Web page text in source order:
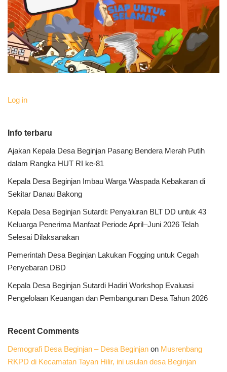
Log in
Info terbaru
Ajakan Kepala Desa Beginjan Pasang Bendera Merah Putih
dalam Rangka HUT RI ke-81
Kepala Desa Beginjan Imbau Warga Waspada Kebakaran di
Sekitar Danau Bakong
Kepala Desa Beginjan Sutardi: Penyaluran BLT DD untuk 43
Keluarga Penerima Manfaat Periode April–Juni 2026 Telah
Selesai Dilaksanakan
Pemerintah Desa Beginjan Lakukan Fogging untuk Cegah
Penyebaran DBD
Kepala Desa Beginjan Sutardi Hadiri Workshop Evaluasi
Pengelolaan Keuangan dan Pembangunan Desa Tahun 2026
Recent Comments
Demografi Desa Beginjan – Desa Beginjan on Musrenbang
RKPD di Kecamatan Tayan Hilir, ini usulan desa Beginjan